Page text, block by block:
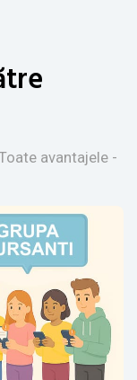
avantajele -